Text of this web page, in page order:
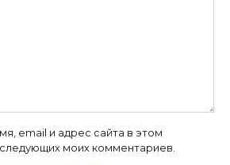
email и адрес сайта в этом
моих комментариев.